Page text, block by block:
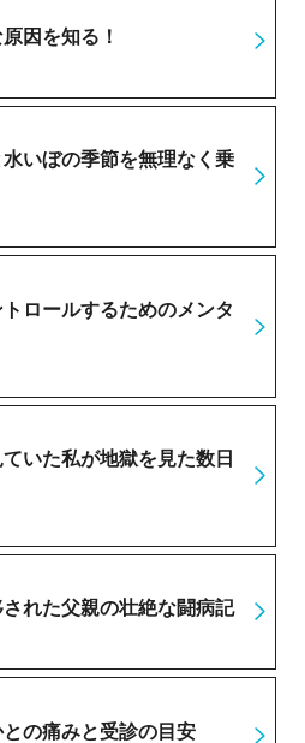
因を知る！
いぼの季節を無理なく乗
ロールするためのメンタ
いた私が地獄を見た数日
れた父親の壮絶な闘病記
の痛みと受診の目安